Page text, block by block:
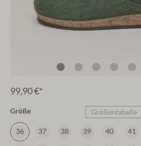
99,90 €*
Größe Größentabelle
36 37 38 39 40 41